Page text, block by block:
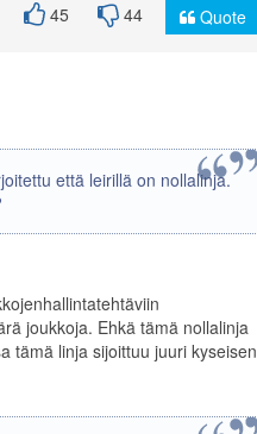
45 44 Quote
että leirillä on nollalinja.
joukkoja. Ehkä tämä nollalinja
tämä linja sijoittuu juuri kyseisen